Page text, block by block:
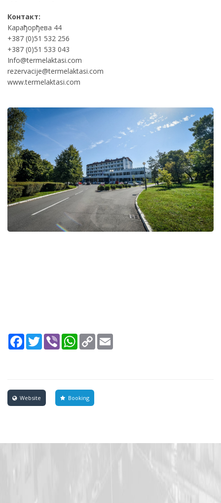
Контакт:
Карађорђева 44
+387 (0)51 532 256
+387 (0)51 533 043
Info@termelaktasi.com
rezervacije@termelaktasi.com
www.termelaktasi.com
Facebook
TwitterViber WhatsApp
Copy
Link
Website Booking